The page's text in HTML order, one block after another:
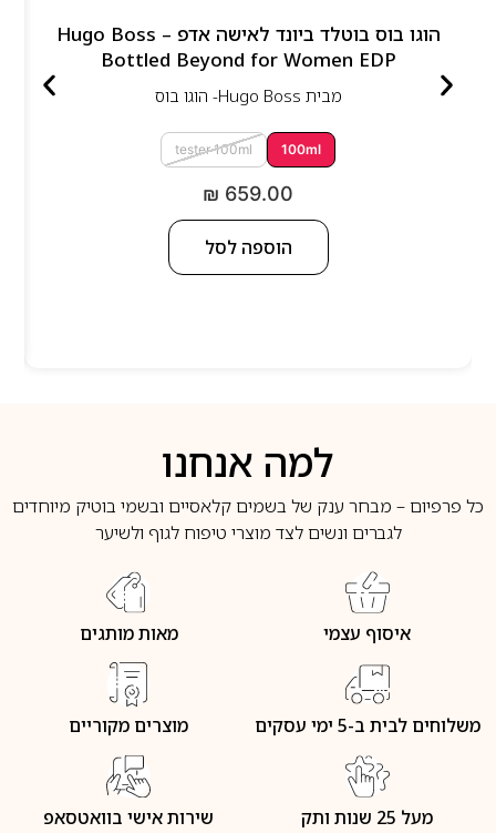
הוגו בוס בוטלד ביונד לאישה אדפ – Hugo Boss
Bottled Beyond for Women EDP
מבית Hugo Boss- הוגו בוס
100ml
tester 100ml
₪ 659.00
הוספה לסל
למה אנחנו
כל פרפיום – מבחר ענק של בשמים קלאסיים ובשמי בוטיק מיוחדים
לגברים ונשים לצד מוצרי טיפוח לגוף ולשיער
איסוף עצמי מאות מותגים
משלוחים לבית ב-5 ימי עסקים מוצרים מקוריים
מעל 25 שנות ותק שירות אישי בוואטסאפ